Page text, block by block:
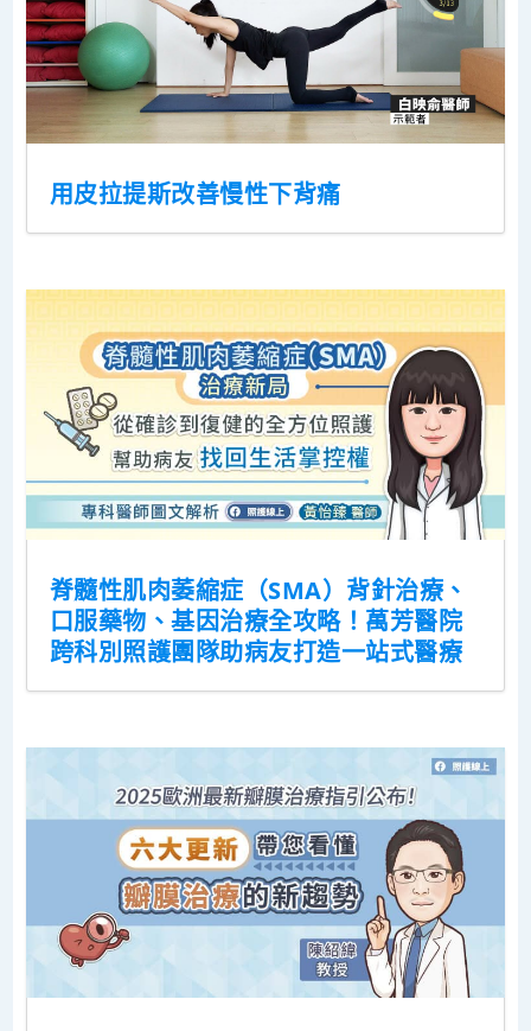
用皮拉提斯改善慢性下背痛
脊髓性肌肉萎縮症（SMA）背針治療、
口服藥物、基因治療全攻略！萬芳醫院
跨科別照護團隊助病友打造一站式醫療